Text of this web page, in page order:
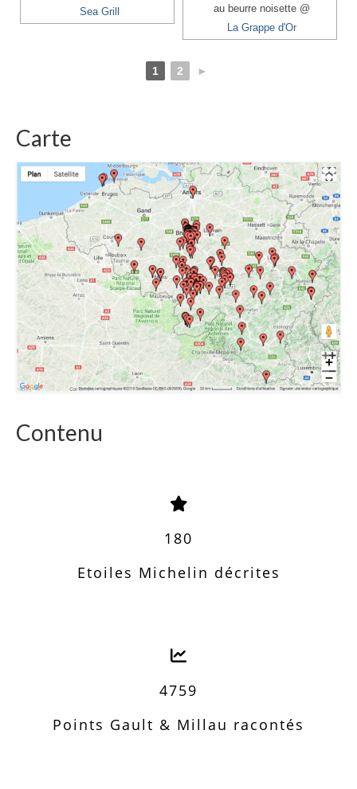
Sea Grill
au beurre noisette @
La Grappe d'Or
1 2 ►
Carte
Contenu
180
Etoiles Michelin décrites
4759
Points Gault & Millau racontés